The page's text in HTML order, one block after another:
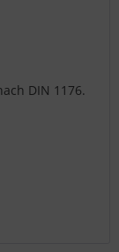
DIN 1176.